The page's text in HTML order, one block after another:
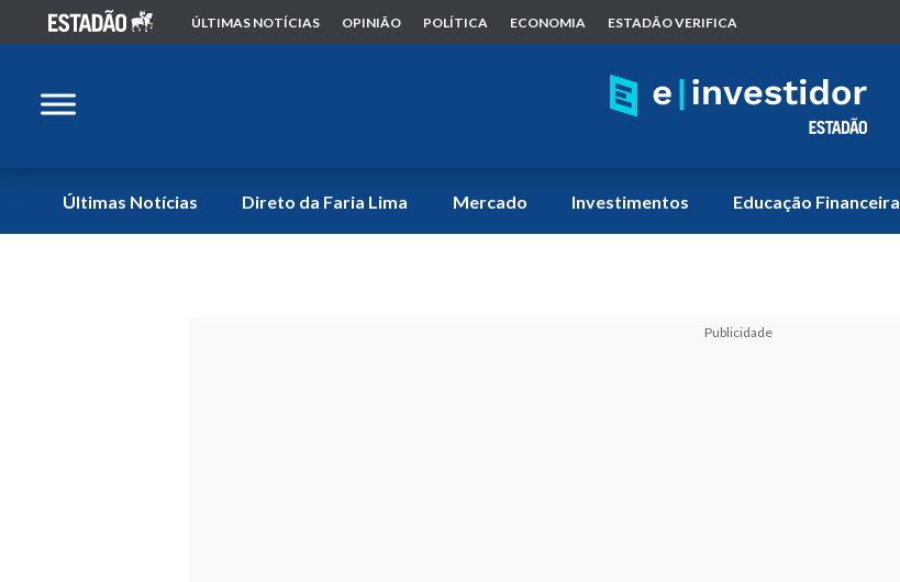
ÚLTIMAS NOTÍCIAS OPINIÃO POLÍTICA ECONOMIA ESTADÃO VERIFICA
Últimas Notícias Direto da Faria Lima Mercado Investimentos Educação Financeira
Publicidade